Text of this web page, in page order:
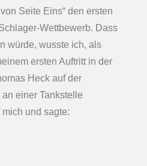
Seite Eins“ den ersten
Wettbewerb. Dass
würde, wusste ich, als
ersten Auftritt in der
Heck auf der
einer Tankstelle
und sagte: